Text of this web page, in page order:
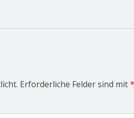
Erforderliche Felder sind mit*